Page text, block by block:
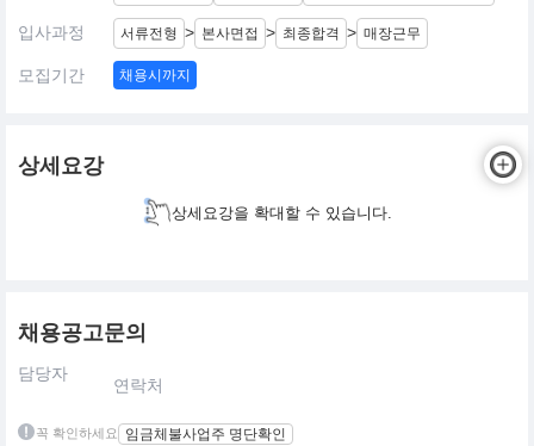
입사과정 서류전형 > 본사면접 > 최종합격 > 매장근무
모집기간 채용시까지
상세요강
상세요강을 확대할 수 있습니다.
채용공고문의
담당자
연락처
꼭 확인하세요 임금체불사업주 명단확인